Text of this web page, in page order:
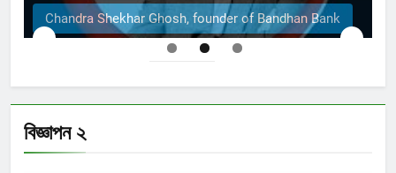
founder of Bandhan Bank The Structural
বিজ্ঞাপন ২